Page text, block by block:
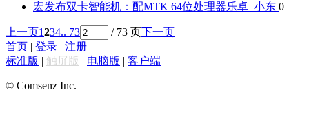
宏发布双卡智能机：配MTK 64位处理器乐卓_小东 0
上一页1234.. 73 / 73 页下一页
首页 | 登录 | 注册
标准版 | 触屏版 | 电脑版 | 客户端
© Comsenz Inc.